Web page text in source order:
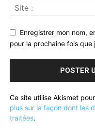
Enregistrer mon nom,
pour la prochaine fois que
Ce site utilise Akismet
plus sur la façon dont les
traitées.